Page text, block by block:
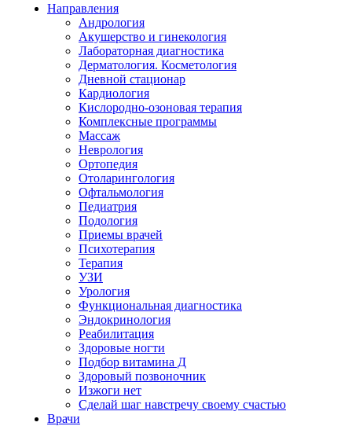
Направления
Андрология
Акушерство и гинекология
Лабораторная диагностика
Дерматология. Косметология
Дневной стационар
Кардиология
Кислородно-озоновая терапия
Комплексные программы
Массаж
Неврология
Ортопедия
Отоларингология
Офтальмология
Педиатрия
Подология
Приемы врачей
Психотерапия
Терапия
УЗИ
Урология
Функциональная диагностика
Эндокринология
Реабилитация
Здоровые ногти
Подбор витамина Д
Здоровый позвоночник
Изжоги нет
Сделай шаг навстречу своему счастью
Врачи